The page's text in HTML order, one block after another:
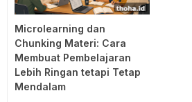
Microlearning dan
Chunking Materi: Cara
Membuat Pembelajaran
Lebih Ringan tetapi Tetap
Mendalam